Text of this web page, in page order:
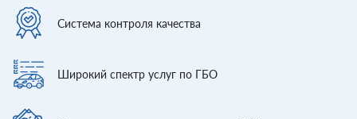
Система контроля качества
Широкий спектр услуг по ГБО